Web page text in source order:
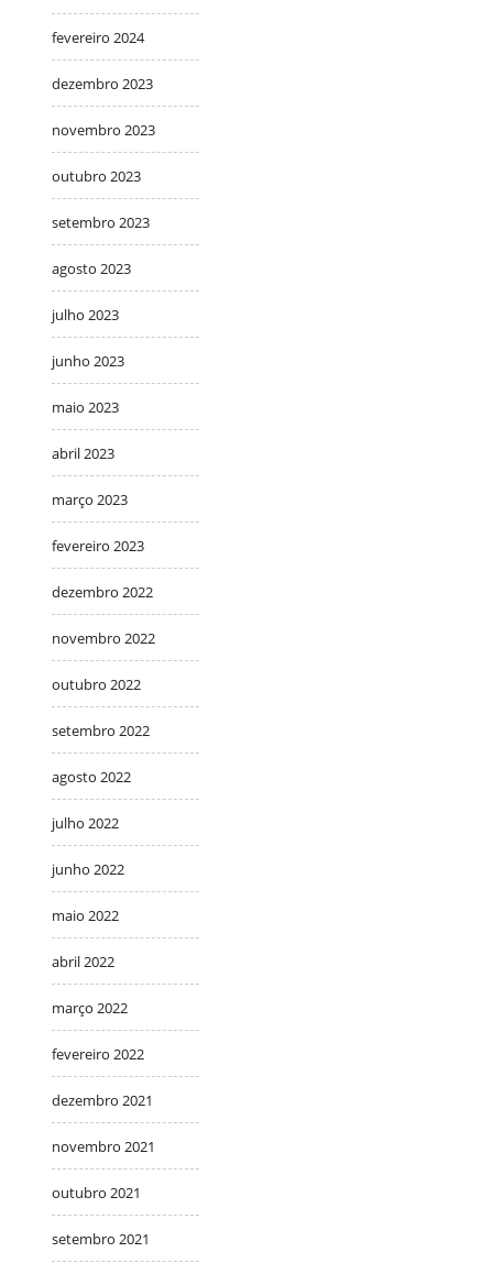
fevereiro 2024
dezembro 2023
novembro 2023
outubro 2023
setembro 2023
agosto 2023
julho 2023
junho 2023
maio 2023
abril 2023
março 2023
fevereiro 2023
dezembro 2022
novembro 2022
outubro 2022
setembro 2022
agosto 2022
julho 2022
junho 2022
maio 2022
abril 2022
março 2022
fevereiro 2022
dezembro 2021
novembro 2021
outubro 2021
setembro 2021